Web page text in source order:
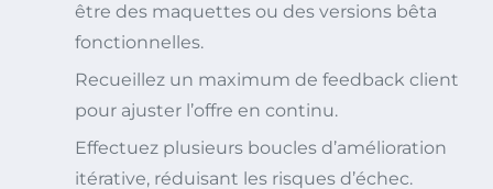
être des maquettes ou des versions bêta
fonctionnelles.
Recueillez un maximum de feedback client
pour ajuster l’offre en continu.
Effectuez plusieurs boucles d’amélioration
itérative, réduisant les risques d’échec.